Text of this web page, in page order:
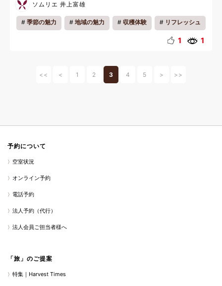
ソムリエ 井上富雄
季節の魅力 地域の魅力 収穫体験 リフレッシュ
1 1
<< < 1 2 3 4 5 > >>
予約について
空室状況
オンライン予約
電話予約
法人予約（代行）
法人会員ご担当者様へ
「旅」のご提案
特集｜Harvest Times